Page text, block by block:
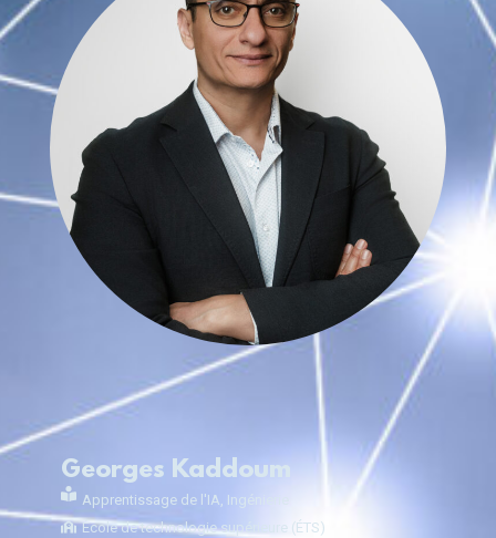
Georges Kaddoum
Apprentissage de l'IA, Ingénierie
École de technologie supérieure (ÉTS)